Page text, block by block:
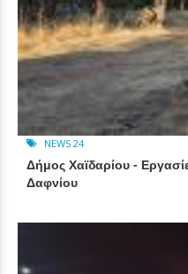
NEWS 24
Δήμος Χαϊδαρίου -
Δαφνίου